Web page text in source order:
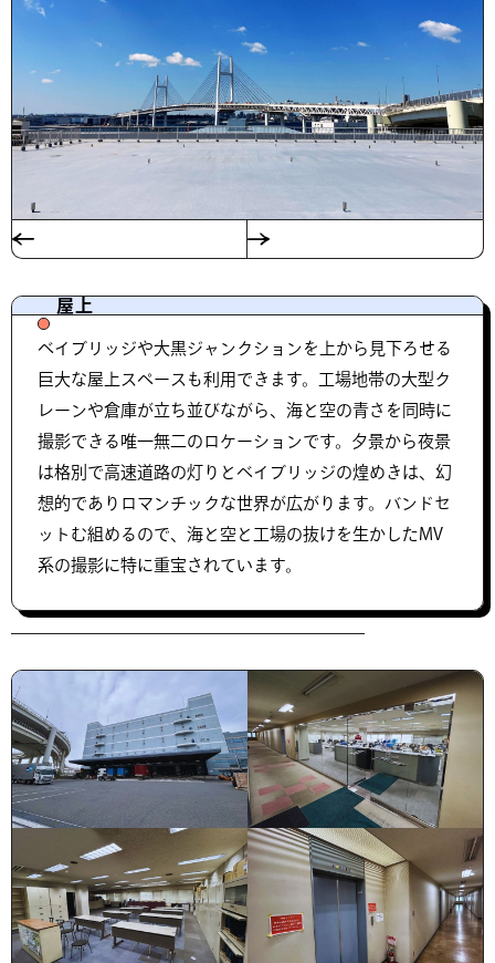
屋上
ベイブリッジや大黒ジャンクションを上から見下ろせる
巨大な屋上スペースも利用できます。工場地帯の大型ク
レーンや倉庫が立ち並びながら、海と空の青さを同時に
撮影できる唯一無二のロケーションです。夕景から夜景
は格別で高速道路の灯りとベイブリッジの煌めきは、幻
想的でありロマンチックな世界が広がります。バンドセ
ットむ組めるので、海と空と工場の抜けを生かしたMV
系の撮影に特に重宝されています。